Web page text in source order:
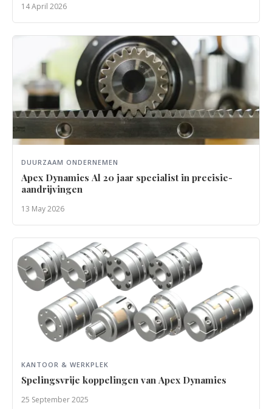
14 April 2026
DUURZAAM ONDERNEMEN
Apex Dynamics Al 20 jaar specialist in precisie-
aandrijvingen
13 May 2026
KANTOOR & WERKPLEK
Spelingsvrije koppelingen van Apex Dynamics
25 September 2025